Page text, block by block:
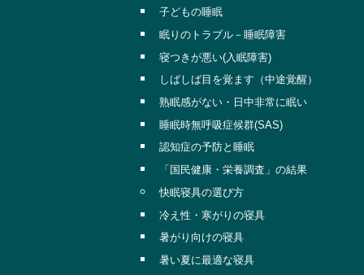
子どもの睡眠
眠りのトラブル－睡眠障害
寝つきが悪い(入眠障害)
しばしば目を覚ます（中途覚醒）
熟眠感がない・日中非常に眠い
睡眠時無呼吸症候群(SAS)
認知症の予防と睡眠
「国民健康・栄養調査」の結果
快眠寝具の選び方
冷え性・寒がりの寝具
暑がり向けの寝具
暑い夏に最適な寝具